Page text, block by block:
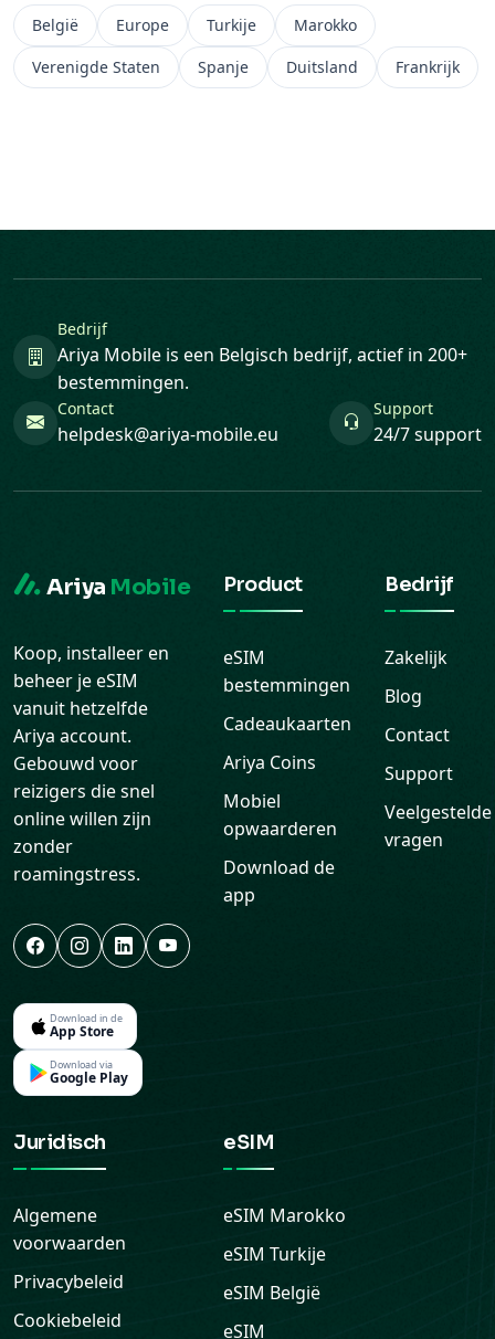
België Europe Turkije
Marokko
Verenigde Staten
Spanje Duitsland Frankrijk
Bedrijf
Ariya Mobile is een Belgisch bedrijf, actief in 200+
bestemmingen.
Contact
helpdesk@ariya-mobile.eu
Support
24/7 support
Ariya Mobile
Koop, installeer en
beheer je eSIM
vanuit hetzelfde
Ariya account.
Gebouwd voor
reizigers die snel
online willen zijn
zonder
roamingstress.
Download in de
App Store
Download via
Google Play
Product
eSIM
bestemmingen
Cadeaukaarten
Ariya Coins
Mobiel
opwaarderen
Download de
app
Bedrijf
Zakelijk
Blog
Contact
Support
Veelgestelde
vragen
Juridisch
Algemene
voorwaarden
Privacybeleid
Cookiebeleid
eSIM
eSIM Marokko
eSIM Turkije
eSIM België
eSIM